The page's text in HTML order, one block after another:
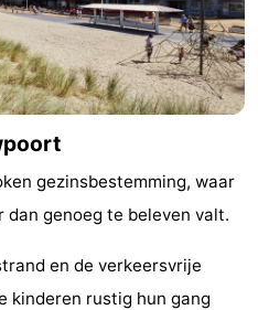
gezinsbestemming, waar
genoeg te beleven valt.
en de verkeersvrije
kinderen rustig hun gang